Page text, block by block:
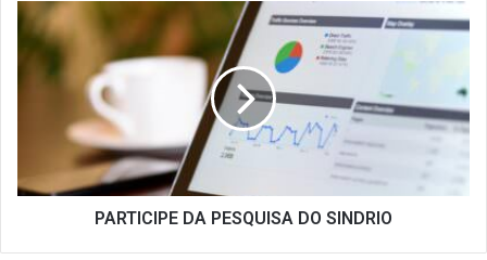
PARTICIPE
DA
PESQUISA
PARTICIPE DA PESQUISA DO SINDRIO